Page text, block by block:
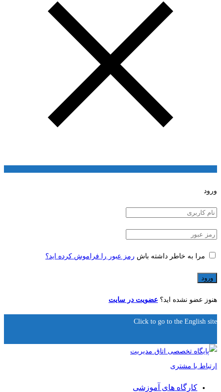
ورود
مرا به خاطر داشته باش رمز عبور را فراموش کرده اید؟
هنوز عضو نشده اید؟ عضویت در سایت
Click to go to the English site
کارگاه های آموزشی